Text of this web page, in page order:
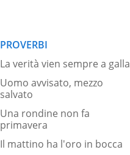
PROVERBI
La verità vien sempre a galla
Uomo avvisato, mezzo
salvato
Una rondine non fa
primavera
Il mattino ha l'oro in bocca